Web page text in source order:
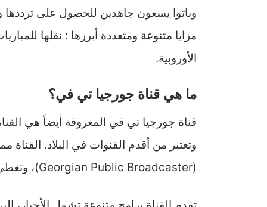
وباتوا يسعون جاهدين للحصول على
مزايا متنوعة ومتعددة أبرزها : نقلها
الأوروبية.
ما هي قناة جورجيا تي في؟
قناة جورجيا تي في المعروفة أيضاً هي
وتعتبر من أقدم القنوات في البلاد. القناة
(Georgian Public Broadcaster)، وتغطي نسبة كبيرة من السكان الجورجيين بحوالي 85%.